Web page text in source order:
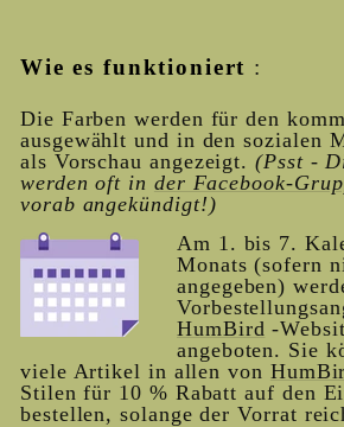
Wie es funktioniert :
Die Farben werden für den
ausgewählt und in den sozialen
als Vorschau angezeigt.(Psst -
werden oft in der Facebook-
vorab angekündigt!)
Am 1. bis 7.
Monats (sofern
angegeben)
HumBird -
angeboten. Sie
viele Artikel in allen von
Stilen für 10 % Rabatt auf den
bestellen, solange der Vorrat